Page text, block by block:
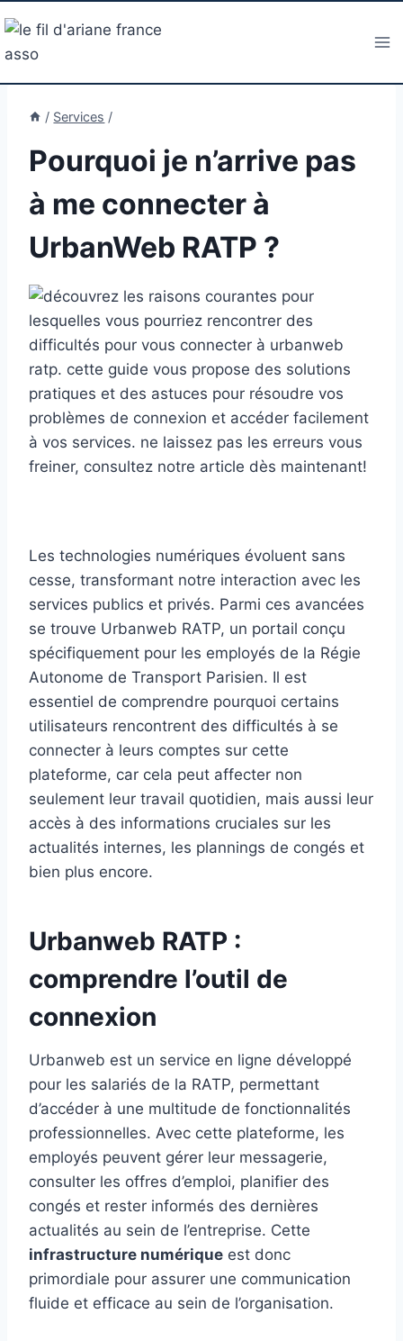
au
contenu
/ Services /
Pourquoi je n’arrive pas
à me connecter à
UrbanWeb RATP ?
Les technologies numériques évoluent sans
cesse, transformant notre interaction avec les
services publics et privés. Parmi ces avancées
se trouve Urbanweb RATP, un portail conçu
spécifiquement pour les employés de la Régie
Autonome de Transport Parisien. Il est
essentiel de comprendre pourquoi certains
utilisateurs rencontrent des difficultés à se
connecter à leurs comptes sur cette
plateforme, car cela peut affecter non
seulement leur travail quotidien, mais aussi leur
accès à des informations cruciales sur les
actualités internes, les plannings de congés et
bien plus encore.
Urbanweb RATP :
comprendre l’outil de
connexion
Urbanweb est un service en ligne développé
pour les salariés de la RATP, permettant
d’accéder à une multitude de fonctionnalités
professionnelles. Avec cette plateforme, les
employés peuvent gérer leur messagerie,
consulter les offres d’emploi, planifier des
congés et rester informés des dernières
actualités au sein de l’entreprise. Cette
infrastructure numérique est donc
primordiale pour assurer une communication
fluide et efficace au sein de l’organisation.